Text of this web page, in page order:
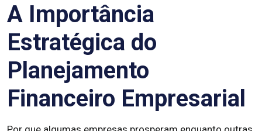
A Importância
Estratégica do
Planejamento
Financeiro Empresarial